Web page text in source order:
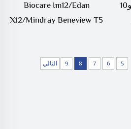
IntelliVue بـ 12 صندوقًا و10
Biocare Im12/Edan
X12/Mindray Beneview T5
5
6
7
8
9 التالي